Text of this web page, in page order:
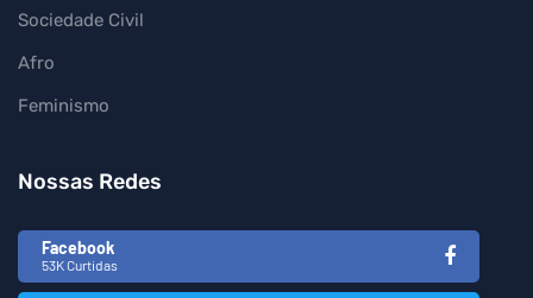
Sociedade Civil
Afro
Feminismo
Nossas Redes
Facebook
53K Curtidas